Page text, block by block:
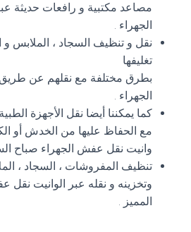
مصاعد مكتبية و رافعات حديثة
الجهراء .
نقل و تنظيف السجاد ، الملابس و
تغليفها
بطرق مختلفة مع نقلهم عن
الجهراء .
كما يمكننا أيضا نقل الأجهزة
مع الحفاظ عليها من الخدش أو
وانيت نقل عفش الجهراء صباح
تنظيف المفروشات ، السجاد ،
وتخزينه و نقله عبر الوانيت نقل
المميز .